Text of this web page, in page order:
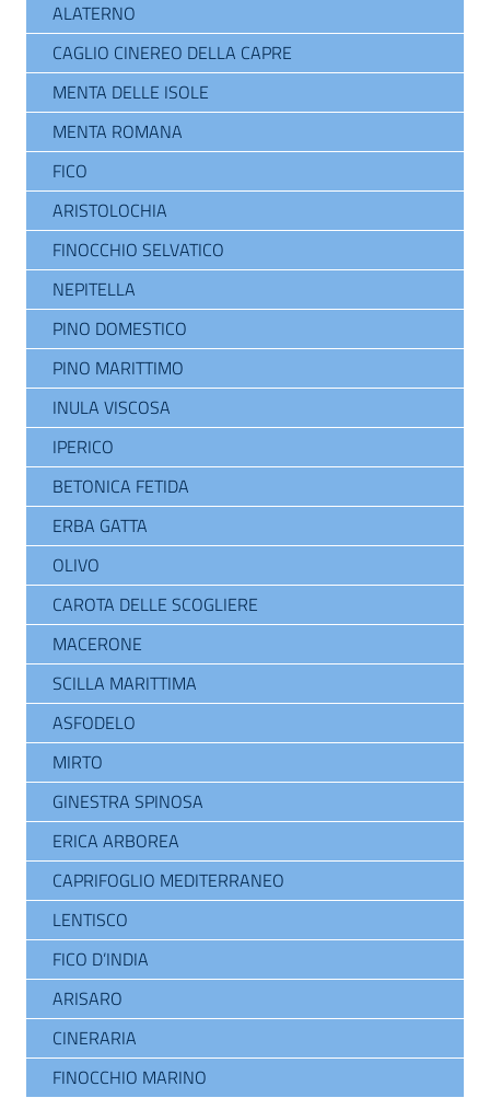
ALATERNO
CAGLIO CINEREO DELLA CAPRE
MENTA DELLE ISOLE
MENTA ROMANA
FICO
ARISTOLOCHIA
FINOCCHIO SELVATICO
NEPITELLA
PINO DOMESTICO
PINO MARITTIMO
INULA VISCOSA
IPERICO
BETONICA FETIDA
ERBA GATTA
OLIVO
CAROTA DELLE SCOGLIERE
MACERONE
SCILLA MARITTIMA
ASFODELO
MIRTO
GINESTRA SPINOSA
ERICA ARBOREA
CAPRIFOGLIO MEDITERRANEO
LENTISCO
FICO D’INDIA
ARISARO
CINERARIA
FINOCCHIO MARINO